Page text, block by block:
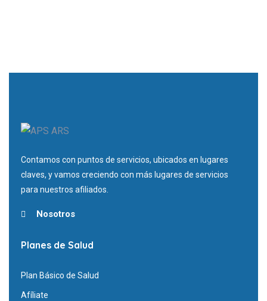
Contamos con puntos de servicios, ubicados en lugares
claves, y vamos creciendo con más lugares de servicios
para nuestros afiliados.
Nosotros
Planes de Salud
Plan Básico de Salud
Afíliate